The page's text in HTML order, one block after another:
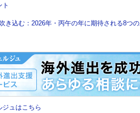
ト
き込む：2026年・丙午の年に期待される8つ
ュはこちら